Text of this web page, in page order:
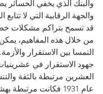
والبنك الذي يخفي الخسائر
والجهة الرقابية التي لا
قد تسمح بتراكم مشكلات
من خلال هذه المفاهيم،
النمسا بين الاستقرار
جهود الاستقرار في
العشرين مرتبطة بالثقة
عام 1931 فكانت